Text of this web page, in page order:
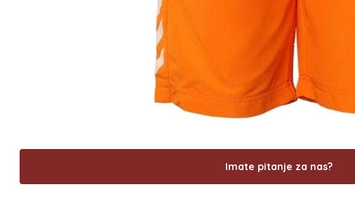
Imate pitanje za nas?